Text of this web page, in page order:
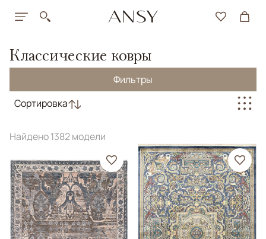
Классические ковры
Фильтры
Сортировка
Найдено 1382 модели